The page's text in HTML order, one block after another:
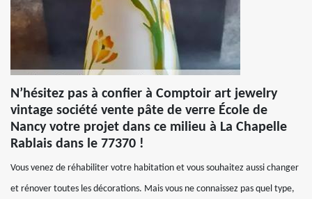
N’hésitez pas à confier à Comptoir art jewelry
vintage société vente pâte de verre École de
Nancy votre projet dans ce milieu à La Chapelle
Rablais dans le 77370 !
Vous venez de réhabiliter votre habitation et vous souhaitez aussi changer
et rénover toutes les décorations. Mais vous ne connaissez pas quel type,